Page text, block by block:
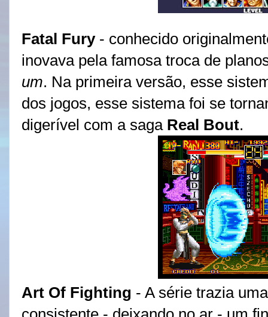
Fatal Fury- conhecido
inovava pela famosa troca de
um. Na primeira versão, esse
dos jogos, esse sistema foi se
digerível com a saga Real Bout.
Art Of Fighting - A série trazia